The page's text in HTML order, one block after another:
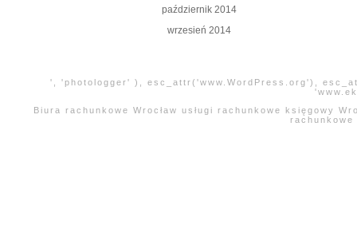
październik 2014
wrzesień 2014
', 'photologger' ), esc_attr('www.WordPress.org'),
Biura rachunkowe Wrocław usługi rachunkowe księgowy
rachunkowe